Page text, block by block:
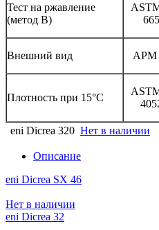
Тест на ржавление
(метод В)
665
Внешний вид APM
Плотность при 15°С
eni Dicrea 320 Нет в наличии
Описание
eni Dicrea SX 46
Нет в наличии
eni Dicrea 32